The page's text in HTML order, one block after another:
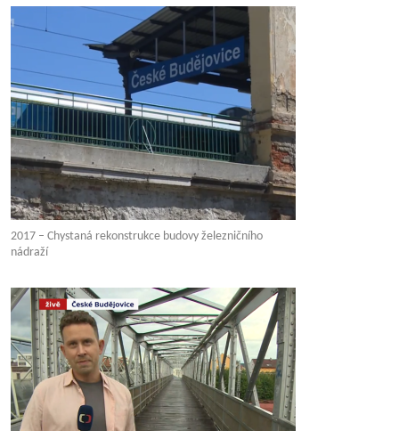
2017 – Chystaná rekonstrukce budovy železničního
nádraží